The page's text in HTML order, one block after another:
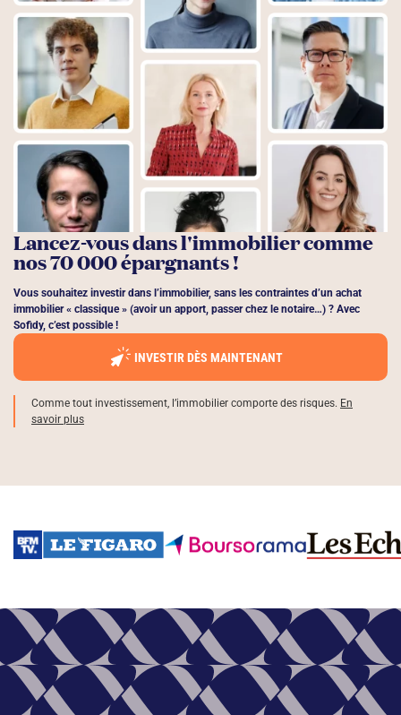
Lancez-vous dans l'immobilier comme
nos 70 000 épargnants !
Vous souhaitez investir dans l’immobilier, sans les contraintes d’un achat
immobilier « classique » (avoir un apport, passer chez le notaire…) ? Avec
Sofidy, c’est possible !
INVESTIR DÈS MAINTENANT
Comme tout investissement, l’immobilier comporte des risques. En
savoir plus